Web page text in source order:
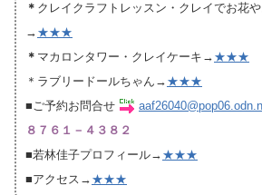
＊ クレイクラフトレッスン・クレイでお花
→ ★★★
＊ マカロンタワー・クレイケーキ→ ★★★
＊ラブリードールちゃん→ ★★★
■ご予約お問合せ
８７６１－４３８２
■若林佳子プロフィール→ ★★★
■アクセス→ ★★★